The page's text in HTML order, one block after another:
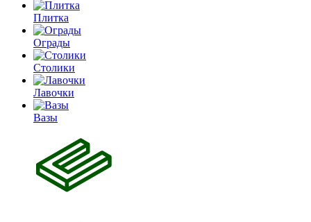
Плитка
Ограды
Столики
Лавочки
Вазы